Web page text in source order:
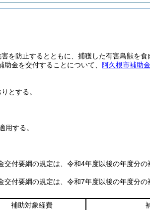
を防止するとともに、捕獲した有害鳥獣を
金を交付することについて、
阿久根市補助
とする。
用する。
付要綱の規定は、令和4年度以後の年度分の
付要綱の規定は、令和7年度以後の年度分の
補助対象経費